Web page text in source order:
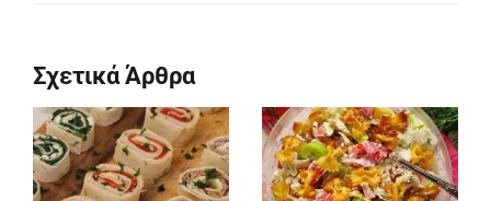
Σχετικά Άρθρα